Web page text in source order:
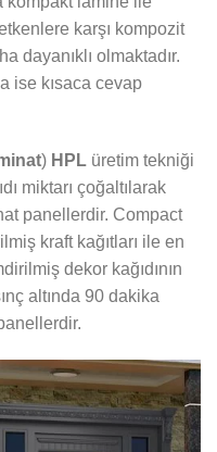
karşı kompozit
dayanıklı olmaktadır.
ise kısaca cevap
) HPL üretim tekniği
miktarı çoğaltılarak
panellerdir. Compact
kraft kağıtları ile en
dekor kağıdının
altında 90 dakika